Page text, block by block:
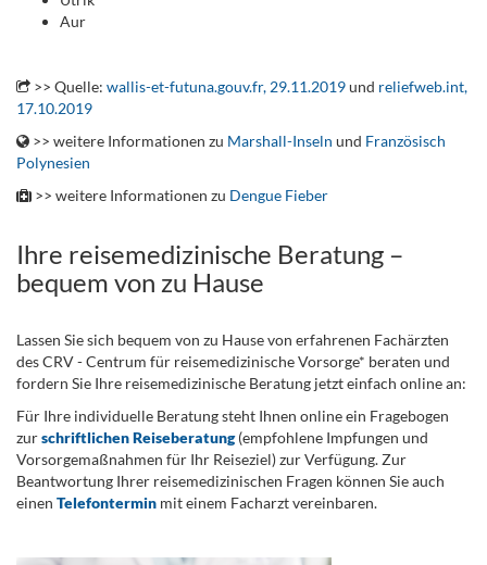
Aur
>> Quelle: wallis-et-futuna.gouv.fr, 29.11.2019und reliefweb.int,
17.10.2019
>> weitere Informationen zu Marshall-Inseln und Französisch
Polynesien
>> weitere Informationen zu Dengue Fieber
Ihre reisemedizinische Beratung –
bequem von zu Hause
Lassen Sie sich bequem von zu Hause von erfahrenen Fachärzten
des CRV - Centrum für reisemedizinische Vorsorge* beraten und
fordern Sie Ihre reisemedizinische Beratung jetzt einfach online an:
Für Ihre individuelle Beratung steht Ihnen online ein Fragebogen
zurschriftlichen Reiseberatung(empfohlene Impfungen und
Vorsorgemaßnahmen für Ihr Reiseziel) zur Verfügung. Zur
Beantwortung Ihrer reisemedizinischen Fragen können Sie auch
einen Telefontermin mit einem Facharzt vereinbaren.